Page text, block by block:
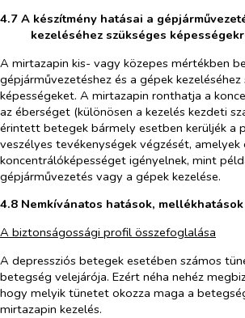
4.7 A készítmény hatásai a
kezeléséhez szükséges
A mirtazapin kis- vagy közepes mértékben
gépjárművezetéshez és a gépek kezeléséhez
képességeket. A mirtazapin ronthatja a
az éberséget (különösen a kezelés kezdeti
érintett betegek bármely esetben kerüljék a
veszélyes tevékenységek végzését, amelyek
koncentrálóképességet igényelnek, mint
gépjárművezetés vagy a gépek kezelése.
4.8 Nemkívánatos hatások, mellékhatások
A biztonságossági profil összefoglalása
A depressziós betegek esetében számos
betegség velejárója. Ezért néha nehéz
hogy melyik tünetet okozza maga a
mirtazapin kezelés.